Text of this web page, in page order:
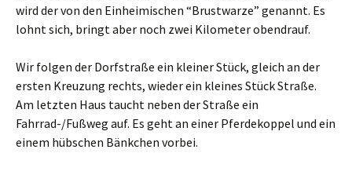
wird der von den Einheimischen “Brustwarze” genannt. Es
lohnt sich, bringt aber noch zwei Kilometer obendrauf.
Wir folgen der Dorfstraße ein kleiner Stück, gleich an der
ersten Kreuzung rechts, wieder ein kleines Stück Straße.
Am letzten Haus taucht neben der Straße ein
Fahrrad-/Fußweg auf. Es geht an einer Pferdekoppel und ein
einem hübschen Bänkchen vorbei.